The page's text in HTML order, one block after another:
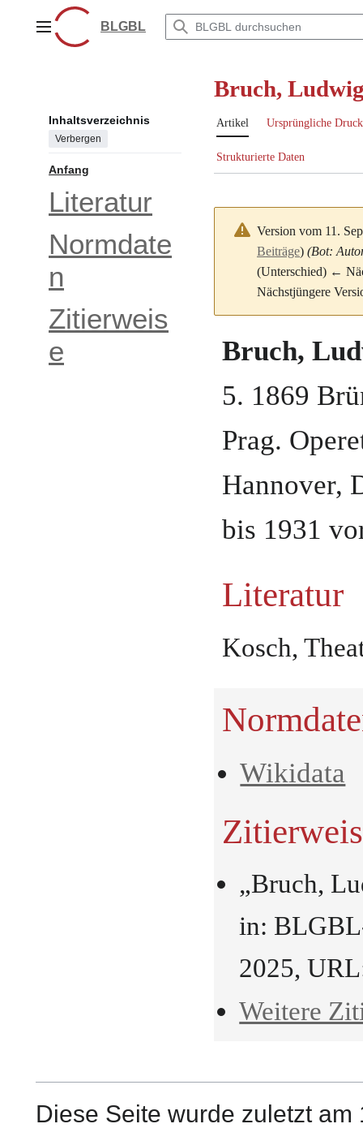
springenHauptmenüBLGBL
Inhaltsverzeichnis
Verbergen
Anfang
Literatur
Normdate
n
Zitierweis
e
Bruch,
Artikel Ursprüngliche
Strukturierte Daten
Version vom 11.
Beiträge) (Bot:
(Unterschied) ←
Nächstjüngere
Bruch,
5. 1869
Prag.
Hannover,
bis 1931
Literatur
Kosch,
Wikidata
„Bruch,
in:
2025,
Weitere
Diese Seite wurde zuletzt